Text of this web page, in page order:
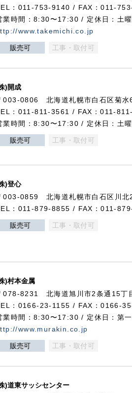
：011-753-9140 / FAX：011-
業時間：8:30〜17:30 / 定休日：土曜
www.takemichi.co.jp
販売可 工事・取付可
)開成
003-0806 北海道札幌市白石区菊水
：011-811-3561 / FAX：011-
業時間：8:30〜17:30 / 定休日：土曜
販売可 工事・取付可
)登心
003-0859 北海道札幌市白石区川北
：011-879-8855 / FAX：011-
販売可 工事・取付可
)村本金属
078-8231 北海道旭川市2条通15丁
：0166-23-1155 / FAX：0166-
業時間：8:30〜17:30 / 定休日：第
www.murakin.co.jp
販売可 工事・取付可
)道東サッシセンター